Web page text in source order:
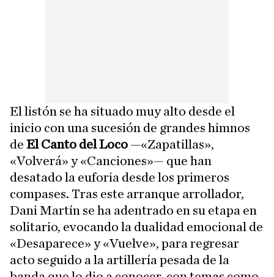
El listón se ha situado muy alto desde el
inicio con una sucesión de grandes himnos
de El Canto del Loco —«Zapatillas»,
«Volverá» y «Canciones»— que han
desatado la euforia desde los primeros
compases. Tras este arranque arrollador,
Dani Martín se ha adentrado en su etapa en
solitario, evocando la dualidad emocional de
«Desaparece» y «Vuelve», para regresar
acto seguido a la artillería pesada de la